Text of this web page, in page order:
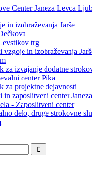
in izobraževanja Jarše
trg
vzgoje in izobraževanja
za izvajanje dodatne
center Pika
za projektne dejavnosti
in zaposlitveni center
- Zaposlitveni center
delo, druge strokovne